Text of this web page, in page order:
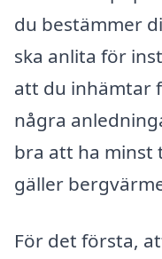
du bestämmer
ska anlita för
att du inhämtar
några
bra att ha minst
gäller
För det första,